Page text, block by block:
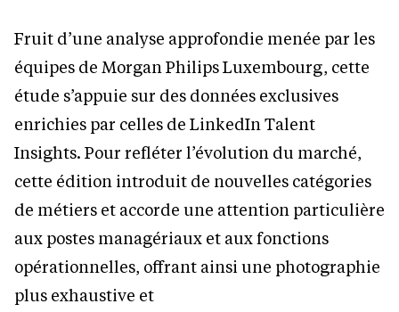
Fruit d’une analyse approfondie menée par les
équipes de Morgan Philips Luxembourg, cette
étude s’appuie sur des données exclusives
enrichies par celles de LinkedIn Talent
Insights. Pour refléter l’évolution du marché,
cette édition introduit de nouvelles catégories
de métiers et accorde une attention particulière
aux postes managériaux et aux fonctions
opérationnelles, offrant ainsi une photographie
plus exhaustive et